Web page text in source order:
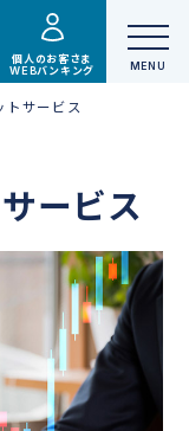
個人のお客さま
WEBバンキング
トサービス
ービス